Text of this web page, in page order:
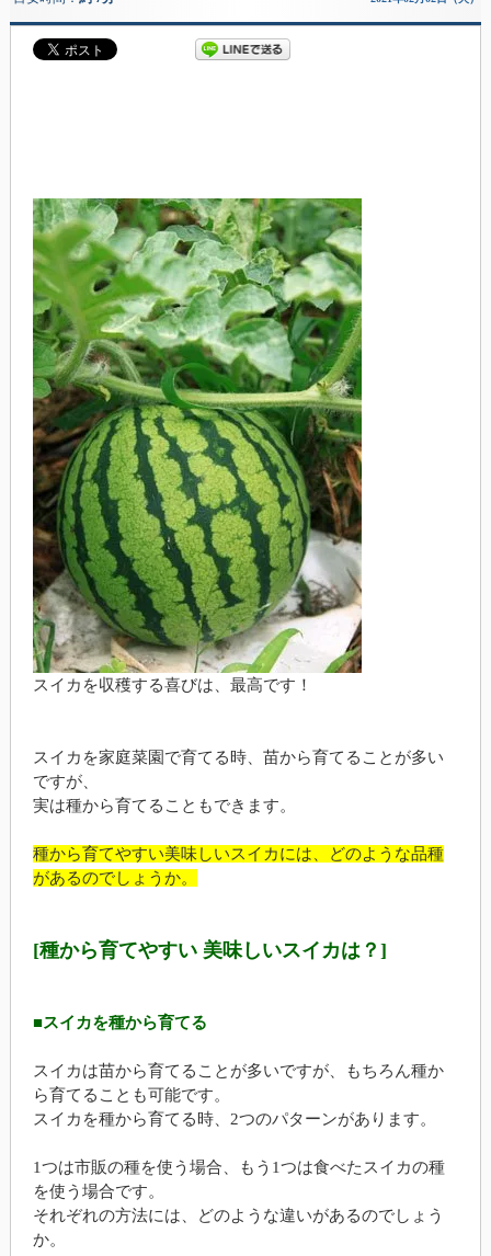
スイカを収穫する喜びは、最高です！
スイカを家庭菜園で育てる時、苗から育てることが多い
ですが、
実は種から育てることもできます。
種から育てやすい美味しいスイカには、どのような品種
があるのでしょうか。
[種から育てやすい 美味しいスイカは？]
■スイカを種から育てる
スイカは苗から育てることが多いですが、もちろん種か
ら育てることも可能です。
スイカを種から育てる時、2つのパターンがあります。
1つは市販の種を使う場合、もう1つは食べたスイカの種
を使う場合です。
それぞれの方法には、どのような違いがあるのでしょう
か。